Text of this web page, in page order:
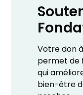
Votre don
permet de
qui
bien-être